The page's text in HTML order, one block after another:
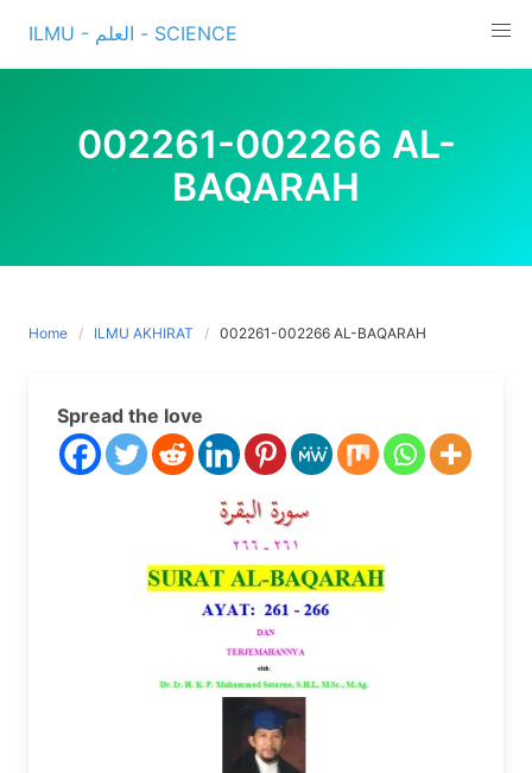
content
ILMU - العلم - SCIENCE
002261-002266 AL-
BAQARAH
Home ILMU AKHIRAT 002261-002266 AL-BAQARAH
Spread the love